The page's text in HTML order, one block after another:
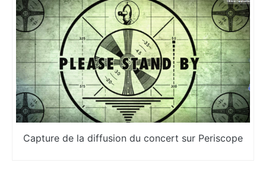
Capture de la diffusion du concert sur Periscope